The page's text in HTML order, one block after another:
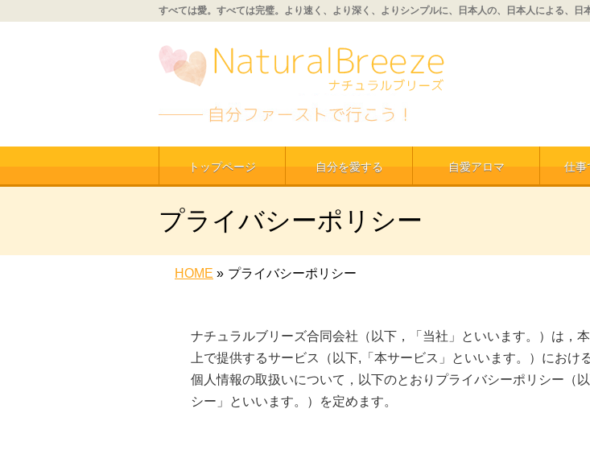
すべては愛。すべては完璧。より速く、より深く、よりシンプルに、日本人の、日本人による、日
トップページ 自分を愛する 自愛アロマ 仕事
プライバシーポリシー
HOME » プライバシーポリシー
ナチュラルブリーズ合同会社（以下，「当社」といいます。）は，
上で提供するサービス（以下,「本サービス」といいます。）におけ
個人情報の取扱いについて，以下のとおりプライバシーポリシー（
シー」といいます。）を定めます。